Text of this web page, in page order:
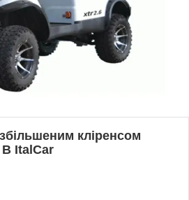
кліренсом
В ItalCar